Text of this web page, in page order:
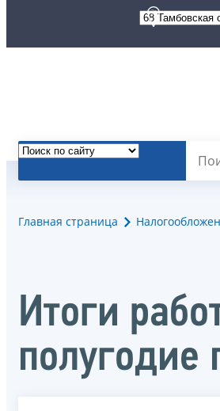
Главная страница
Итоги
полугодие